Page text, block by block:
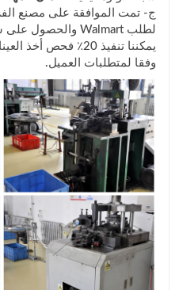
لطلب Walmart والحصول على شهادة WCA و SQP
وفقا لمتطلبات العميل.